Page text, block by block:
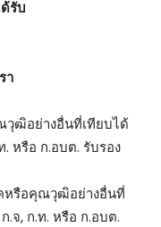
รับ
า
วุฒิอย่างอื่นที่เทียบได้
หรือ ก.อบต. รับรอง
หรือคุณวุฒิอย่างอื่นที่
.จ, ก.ท. หรือ ก.อบต.